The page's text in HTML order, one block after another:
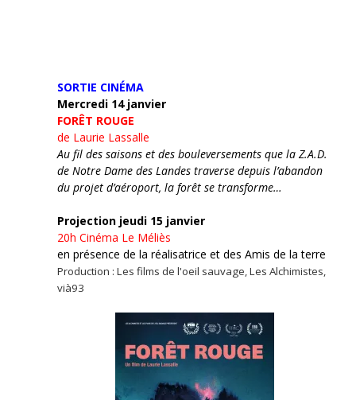
SORTIE CINÉMA
Mercredi 14 janvier
FORÊT ROUGE
de Laurie Lassalle
Au fil des saisons et des bouleversements que la Z.A.D.
de Notre Dame des Landes traverse depuis l’abandon
du projet d’aéroport, la forêt se transforme…
Projection jeudi 15 janvier
20h Cinéma Le Méliès
en présence de la réalisatrice et des Amis de la terre
Production : Les films de l'oeil sauvage, Les Alchimistes,
vià93